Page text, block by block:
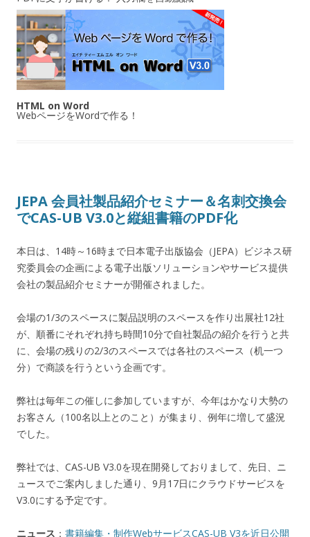
HTML on Word
WebページをWordで作る！
JEPA 会員社製品紹介セミナー＆名刺交換会
でCAS-UB V3.0と縦組書籍のPDF化
本日は、14時～16時まで日本電子出版協会（JEPA）ビジネス研
究委員会の企画による電子出版ソリューションやサービス提供
会社の製品紹介セミナーが開催されました。
会場の1/3のスペースに製品説明のスペースを作り出展社12社
が、順番にそれぞれ持ち時間10分で自社製品の紹介を行うと共
に、会場の残りの2/3のスペースでは各社のスペース（机一つ
分）で商談を行うという企画です。
弊社は毎年この催しに参加していますが、今年はかなり大勢の
お客さん（100名以上とのこと）が集まり、例年に増して盛況
でした。
弊社では、CAS-UB V3.0を現在開発しておりまして、先日、ニ
ュースでご案内しました通り、9月17日にクラウドサービスを
V3.0にする予定です。
ニュース ： 書籍編集・制作WebサービスCAS-UB V3を近日公開